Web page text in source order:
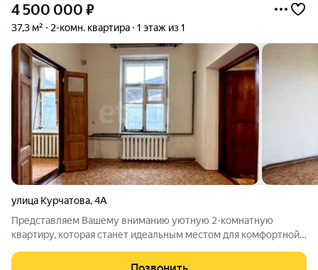
4 500 000 ₽
37,3 м² 2-комн. квартира 1 этаж из 1
улица Курчатова,4А
Представляем Вашему вниманию уютную 2-комнатную
квартиру, которая станет идеальным местом для комфортной
потерять! Этаж - 1/1 Общая площадь - 37,3 м Жилая площадь -